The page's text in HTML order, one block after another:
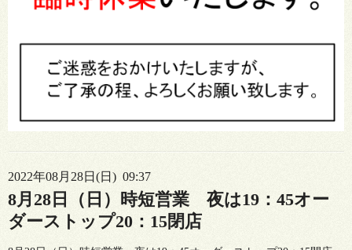
2022年08月28日(日) 09:37
8月28日（日）時短営業 夜は19：45オー
ダーストップ20：15閉店